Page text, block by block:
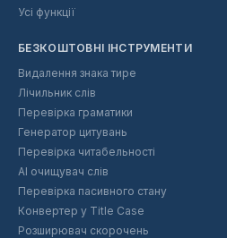
Усі функції
БЕЗКОШТОВНІ ІНСТРУМЕНТИ
Видалення знака тире
Лічильник слів
Перевірка граматики
Генератор цитувань
Перевірка читабельності
AI очищувач слів
Перевірка пасивного стану
Конвертер у Title Case
Розширювач скорочень